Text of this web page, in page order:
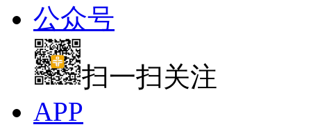
公众号
扫一扫关注
APP